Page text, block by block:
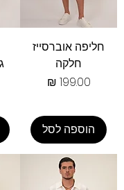
חליפה אוברסייז
חלקה
מחיר
הוספה לסל